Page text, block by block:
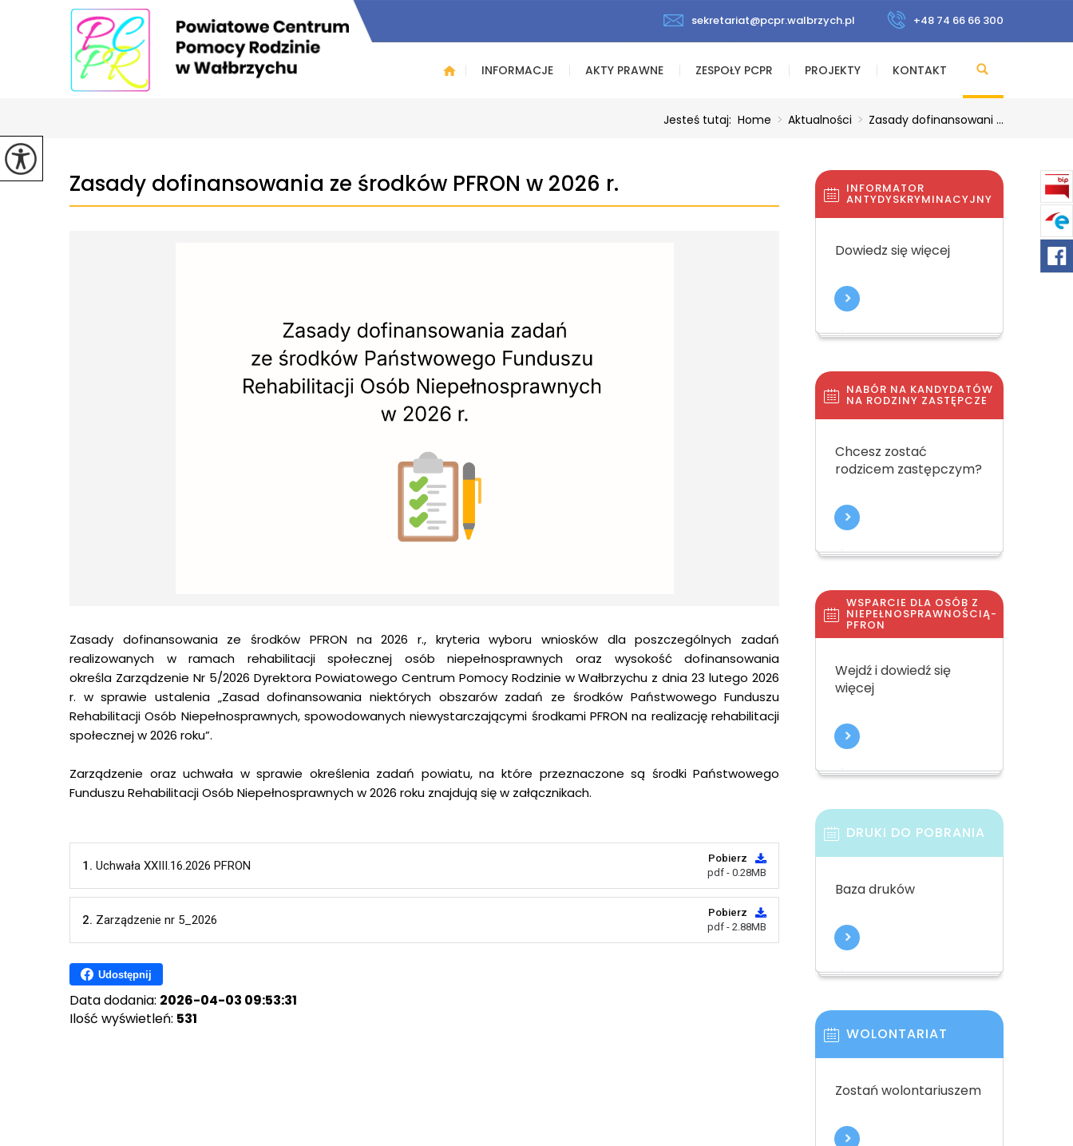
sekretariat@pcpr.walbrzych.pl +48 74 66 66 300
INFORMACJE AKTY PRAWNE ZESPOŁY PCPR PROJEKTY KONTAKT
Jesteś tutaj: Home > Aktualności > Zasady dofinansowani ...
Zasady dofinansowania ze środków PFRON w 2026 r.
Zasady dofinansowania ze środków PFRON na 2026 r., kryteria wyboru wniosków dla poszczególnych zadań
realizowanych w ramach rehabilitacji społecznej osób niepełnosprawnych oraz wysokość dofinansowania
określa Zarządzenie Nr 5/2026 Dyrektora Powiatowego Centrum Pomocy Rodzinie w Wałbrzychu z dnia 23 lutego 2026
r. w sprawie ustalenia „Zasad dofinansowania niektórych obszarów zadań ze środków Państwowego Funduszu
Rehabilitacji Osób Niepełnosprawnych, spowodowanych niewystarczającymi środkami PFRON na realizację rehabilitacji
społecznej w 2026 roku”.
Zarządzenie oraz uchwała w sprawie określenia zadań powiatu, na które przeznaczone są środki Państwowego
Funduszu Rehabilitacji Osób Niepełnosprawnych w 2026 roku znajdują się w załącznikach.
1. Uchwała XXIII.16.2026 PFRON
Pobierz
pdf - 0.28MB
2. Zarządzenie nr 5_2026
Pobierz
pdf - 2.88MB
Udostępnij
Data dodania: 2026-04-03 09:53:31
Ilość wyświetleń: 531
INFORMATOR
ANTYDYSKRYMINACYJNY
Dowiedz się więcej
NABÓR NA KANDYDATÓW
NA RODZINY ZASTĘPCZE
Chcesz zostać
rodzicem zastępczym?
WSPARCIE DLA OSÓB Z
NIEPEŁNOSPRAWNOŚCIĄ-
PFRON
Wejdź i dowiedź się
więcej
DRUKI DO POBRANIA
Baza druków
WOLONTARIAT
Zostań wolontariuszem